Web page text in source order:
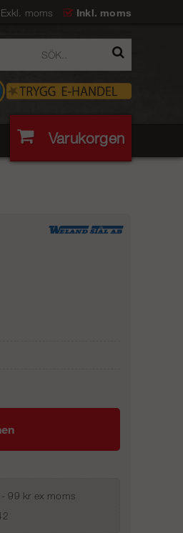
Exkl. moms Inkl. moms
Varukorgen
99 kr ex moms